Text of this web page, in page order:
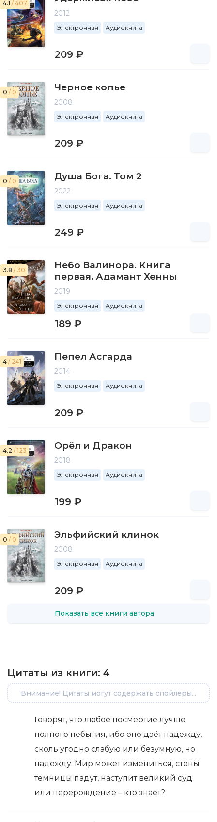
4.1 / 407
2012
Электронная Аудиокнига
209 ₽
0 / 0 Черное копье
2008
Электронная Аудиокнига
209 ₽
0 / 0 Душа Бога. Том 2
2022
Электронная Аудиокнига
249 ₽
3.8 / 30
Небо Валинора. Книга
первая. Адамант Хенны
2019
Электронная Аудиокнига
189 ₽
4 / 241 Пепел Асгарда
2014
Электронная Аудиокнига
209 ₽
4.2 / 123 Орёл и Дракон
2018
Электронная Аудиокнига
199 ₽
0 / 0 Эльфийский клинок
2008
Электронная Аудиокнига
209 ₽
Показать все книги автора
Цитаты из книги: 4
Внимание! Цитаты могут содержать спойлеры...
Говорят, что любое посмертие лучше
полного небытия, ибо оно даёт надежду,
сколь угодно слабую или безумную, но
надежду. Мир может измениться, стены
темницы падут, наступит великий суд
или перерождение – кто знает?